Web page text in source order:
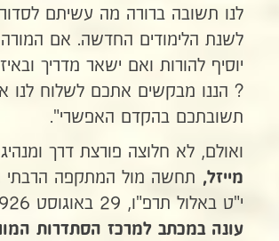
לנו תשובה ברורה מה עשיתם
לשנת הלימודים החדשה. אם המורה
יוסיף להורות ואם ישאר מדריך
? הננו מבקשים אתכם לשלוח לנו
תשובתכם בהקדם האפשרי".
ואולם, לא חלוצה פורצת דרך
מייזל, תחשה מול המתקפה הרבתי
י"ט באלול תרפ"ו, 29 באוגוסט 1926,
עונה במכתב למרכז הסתדרות